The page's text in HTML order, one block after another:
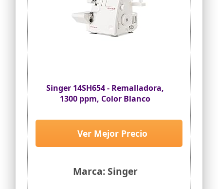
Singer 14SH654 - Remalladora,
1300 ppm, Color Blanco
Marca: Singer
Ver Mejor Precio